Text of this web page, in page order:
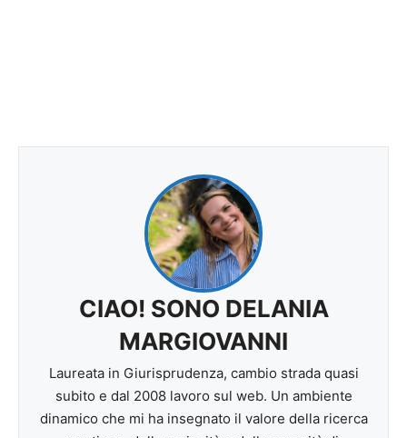
CIAO! SONO DELANIA
MARGIOVANNI
Laureata in Giurisprudenza, cambio strada quasi
subito e dal 2008 lavoro sul web. Un ambiente
dinamico che mi ha insegnato il valore della ricerca